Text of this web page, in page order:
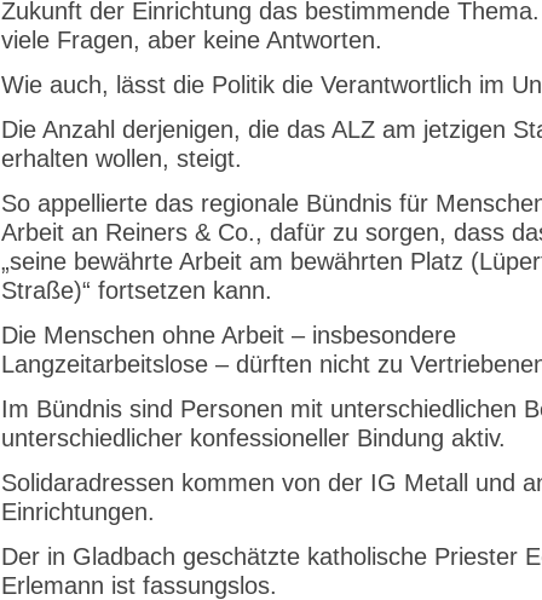
Zukunft der Einrichtung das bestimmende
viele Fragen, aber keine Antworten.
Wie auch, lässt die Politik die Verantwortlich im
Die Anzahl derjenigen, die das ALZ am jetzigen
erhalten wollen, steigt.
So appellierte das regionale Bündnis für
Arbeit an Reiners & Co., dafür zu sorgen, dass
„seine bewährte Arbeit am bewährten Platz
Straße)“ fortsetzen kann.
Die Menschen ohne Arbeit – insbesondere
Langzeitarbeitslose – dürften nicht zu
Im Bündnis sind Personen mit unterschiedlichen
unterschiedlicher konfessioneller Bindung aktiv.
Solidaradressen kommen von der IG Metall und
Einrichtungen.
Der in Gladbach geschätzte katholische Priester
Erlemann ist fassungslos.